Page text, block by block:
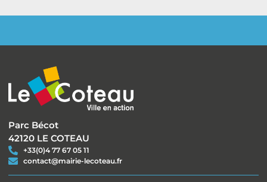
Parc Bécot
42120 LE COTEAU
+33(0)4 77 67 05 11
contact@mairie-lecoteau.fr